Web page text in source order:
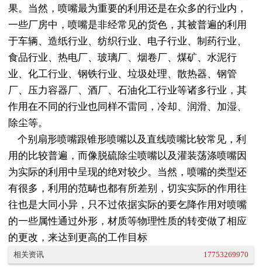
果。当然，喷嘴最为重要的利用还是在众多的行业内，
一些厂房中，喷嘴是非经常见的货色，其被普遍的利用
于车辆、造纸行业、纺织行业、电子行业、制药行业、
食品行业、热电厂、玻璃厂、烟卷厂、煤矿、水泥行
业、化工行业、钢铁行业、垃圾处理、散热器、钢管
厂、压力容器厂、酒厂、石油化工行业等诸多行业，其
作用在不同的行业也同样不雷同，冷却、润滑、加湿、
除尘等。
个别扇形喷嘴跟锥形喷嘴以及直线喷嘴比较常见，利
用的比较普遍，而像脱硫除尘喷嘴以及灌装荡涤喷嘴因
为实际的利用中呈现的绝对较少。当然，喷嘴的类型还
有很多，利用的范畴也都有所差别，切实实际的作用往
往也是大同小异，只不过依据实际的要乞降作用对喷嘴
的一些属性通过外形，材质等物理性质的转变做了相应
的更改，来达到更高的工作目标
相关资讯 17753269970